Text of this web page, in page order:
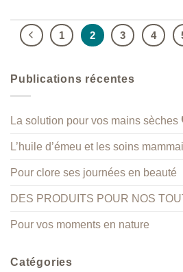
1 2 3 4
Publications récentes
La solution pour vos mains sèches
L’huile d’émeu et les soins
Pour clore ses journées en beauté
DES PRODUITS POUR NOS
Pour vos moments en nature
Catégories